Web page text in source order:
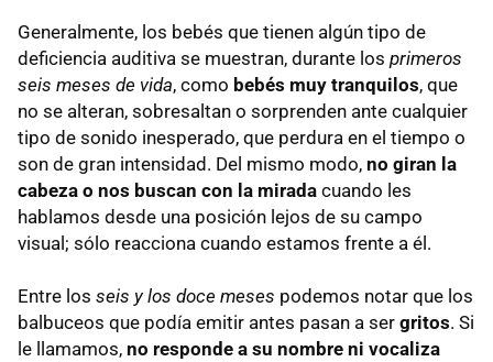
Generalmente, los bebés que tienen algún tipo de
deficiencia auditiva se muestran, durante los primeros
seis meses de vida, como bebés muy tranquilos, que
no se alteran, sobresaltan o sorprenden ante cualquier
tipo de sonido inesperado, que perdura en el tiempo o
son de gran intensidad. Del mismo modo, no giran la
cabeza o nos buscan con la mirada cuando les
hablamos desde una posición lejos de su campo
visual; sólo reacciona cuando estamos frente a él.
Entre los seis y los doce meses podemos notar que los
balbuceos que podía emitir antes pasan a ser gritos. Si
le llamamos, no responde a su nombre ni vocaliza